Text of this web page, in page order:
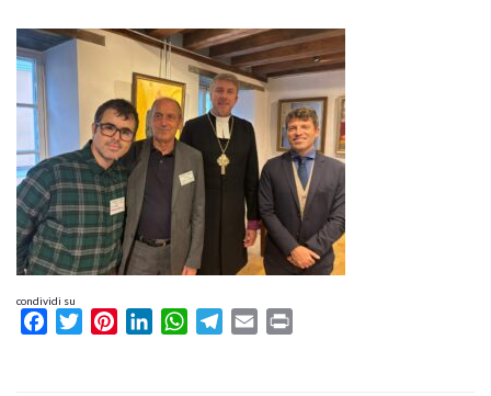
condividi su
FacebookTwitterPinterestLinkedInWhatsAppTelegram
Email